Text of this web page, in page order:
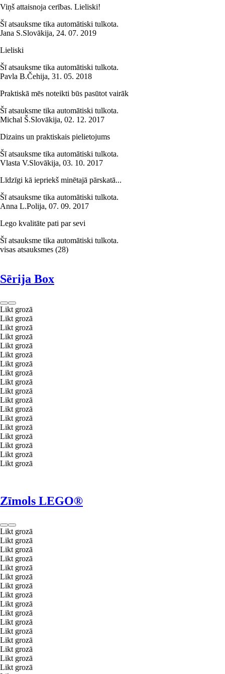
Viņš attaisnoja cerības. Lieliski!
Šī atsauksme tika automātiski tulkota.
Jana S.Slovākija, 24. 07. 2019
Lieliski
Šī atsauksme tika automātiski tulkota.
Pavla B.Čehija, 31. 05. 2018
Praktiskā mēs noteikti būs pasūtot vairāk
Šī atsauksme tika automātiski tulkota.
Michal Š.Slovākija, 02. 12. 2017
Dizains un praktiskais pielietojums
Šī atsauksme tika automātiski tulkota.
Vlasta V.Slovākija, 03. 10. 2017
Līdzīgi kā iepriekš minētajā pārskatā...
Šī atsauksme tika automātiski tulkota.
Anna L.Polija, 07. 09. 2017
Lego kvalitāte pati par sevi
Šī atsauksme tika automātiski tulkota.
visas atsauksmes (28)
Sērija Box
Likt grozā
Likt grozā
Likt grozā
Likt grozā
Likt grozā
Likt grozā
Likt grozā
Likt grozā
Likt grozā
Likt grozā
Likt grozā
Likt grozā
Likt grozā
Likt grozā
Likt grozā
Likt grozā
Likt grozā
Likt grozā
Zīmols LEGO®
Likt grozā
Likt grozā
Likt grozā
Likt grozā
Likt grozā
Likt grozā
Likt grozā
Likt grozā
Likt grozā
Likt grozā
Likt grozā
Likt grozā
Likt grozā
Likt grozā
Likt grozā
Likt grozā